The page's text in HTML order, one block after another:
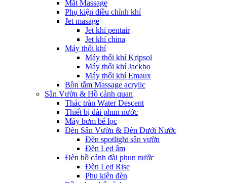
Mắt Massage
Phụ kiện điều chỉnh khí
Jet masage
Jet khí pentair
Jet khí china
Máy thổi khí
Máy thổi khí Kripsol
Máy thổi khí Jackbo
Máy thổi khí Emaux
Bồn tắm Massage acrylic
Sân Vườn & Hồ cảnh quan
Thác tràn Water Descent
Thiết bị đài phun nước
Máy bơm bể lọc
Đèn Sân Vườn & Đèn Dưới Nước
Đèn spotlight sân vườn
Đèn Led âm
Đèn hồ cảnh đài phun nước
Đèn Led Rise
Phụ kiện đèn